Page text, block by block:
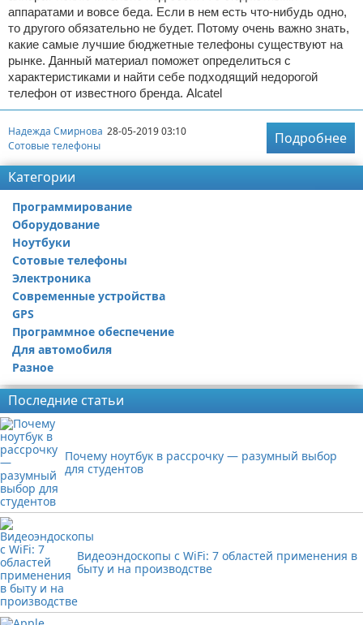
аппаратами и вовсе беда. Если в нем есть что-нибудь одно,
то другого обязательно не будет. Потому очень важно знать,
какие самые лучшие бюджетные телефоны существуют на
рынке. Данный материал поможет определиться с
характеристиками и найти себе подходящий недорогой
телефон от известного бренда. Alcatel
Надежда Смирнова 28-05-2019 03:10
Сотовые телефоны
Подробнее
Категории
Программирование
Оборудование
Ноутбуки
Сотовые телефоны
Электроника
Современные устройства
GPS
Программное обеспечение
Для автомобиля
Разное
Последние статьи
Почему ноутбук в рассрочку — разумный выбор
для студентов
Видеоэндоскопы с WiFi: 7 областей применения в
быту и на производстве